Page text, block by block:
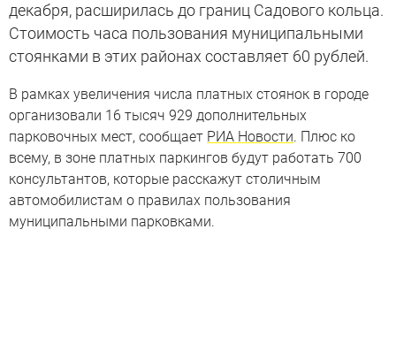
декабря, расширилась до границ Садового кольца.
Стоимость часа пользования муниципальными
стоянками в этих районах составляет 60 рублей.
В рамках увеличения числа платных стоянок в городе
организовали 16 тысяч 929 дополнительных
парковочных мест, сообщает РИА Новости. Плюс ко
всему, в зоне платных паркингов будут работать 700
консультантов, которые расскажут столичным
автомобилистам о правилах пользования
муниципальными парковками.